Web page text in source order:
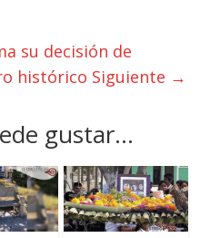
su decisión de
histórico Siguiente →
gustar...